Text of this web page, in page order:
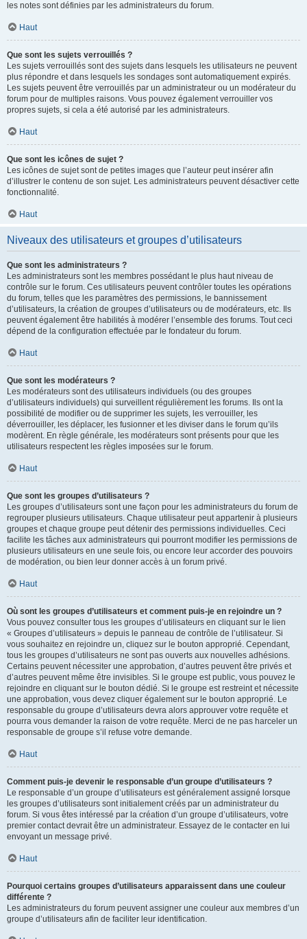
les notes sont définies par les administrateurs du forum.
Haut
Que sont les sujets verrouillés ?
Les sujets verrouillés sont des sujets dans lesquels les utilisateurs ne peuvent
plus répondre et dans lesquels les sondages sont automatiquement expirés.
Les sujets peuvent être verrouillés par un administrateur ou un modérateur du
forum pour de multiples raisons. Vous pouvez également verrouiller vos
propres sujets, si cela a été autorisé par les administrateurs.
Haut
Que sont les icônes de sujet ?
Les icônes de sujet sont de petites images que l’auteur peut insérer afin
d’illustrer le contenu de son sujet. Les administrateurs peuvent désactiver cette
fonctionnalité.
Haut
Niveaux des utilisateurs et groupes d’utilisateurs
Que sont les administrateurs ?
Les administrateurs sont les membres possédant le plus haut niveau de
contrôle sur le forum. Ces utilisateurs peuvent contrôler toutes les opérations
du forum, telles que les paramètres des permissions, le bannissement
d’utilisateurs, la création de groupes d’utilisateurs ou de modérateurs, etc. Ils
peuvent également être habilités à modérer l’ensemble des forums. Tout ceci
dépend de la configuration effectuée par le fondateur du forum.
Haut
Que sont les modérateurs ?
Les modérateurs sont des utilisateurs individuels (ou des groupes
d’utilisateurs individuels) qui surveillent régulièrement les forums. Ils ont la
possibilité de modifier ou de supprimer les sujets, les verrouiller, les
déverrouiller, les déplacer, les fusionner et les diviser dans le forum qu’ils
modèrent. En règle générale, les modérateurs sont présents pour que les
utilisateurs respectent les règles imposées sur le forum.
Haut
Que sont les groupes d’utilisateurs ?
Les groupes d’utilisateurs sont une façon pour les administrateurs du forum de
regrouper plusieurs utilisateurs. Chaque utilisateur peut appartenir à plusieurs
groupes et chaque groupe peut détenir des permissions individuelles. Ceci
facilite les tâches aux administrateurs qui pourront modifier les permissions de
plusieurs utilisateurs en une seule fois, ou encore leur accorder des pouvoirs
de modération, ou bien leur donner accès à un forum privé.
Haut
Où sont les groupes d’utilisateurs et comment puis-je en rejoindre un ?
Vous pouvez consulter tous les groupes d’utilisateurs en cliquant sur le lien
« Groupes d’utilisateurs » depuis le panneau de contrôle de l’utilisateur. Si
vous souhaitez en rejoindre un, cliquez sur le bouton approprié. Cependant,
tous les groupes d’utilisateurs ne sont pas ouverts aux nouvelles adhésions.
Certains peuvent nécessiter une approbation, d’autres peuvent être privés et
d’autres peuvent même être invisibles. Si le groupe est public, vous pouvez le
rejoindre en cliquant sur le bouton dédié. Si le groupe est restreint et nécessite
une approbation, vous devez cliquer également sur le bouton approprié. Le
responsable du groupe d’utilisateurs devra alors approuver votre requête et
pourra vous demander la raison de votre requête. Merci de ne pas harceler un
responsable de groupe s’il refuse votre demande.
Haut
Comment puis-je devenir le responsable d’un groupe d’utilisateurs ?
Le responsable d’un groupe d’utilisateurs est généralement assigné lorsque
les groupes d’utilisateurs sont initialement créés par un administrateur du
forum. Si vous êtes intéressé par la création d’un groupe d’utilisateurs, votre
premier contact devrait être un administrateur. Essayez de le contacter en lui
envoyant un message privé.
Haut
Pourquoi certains groupes d’utilisateurs apparaissent dans une couleur
différente ?
Les administrateurs du forum peuvent assigner une couleur aux membres d’un
groupe d’utilisateurs afin de faciliter leur identification.